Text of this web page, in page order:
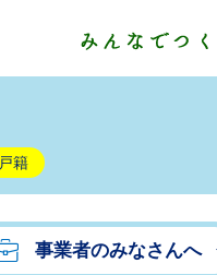
戸籍
事業者のみなさんへ